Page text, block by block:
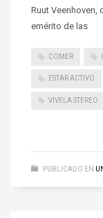
Ruut
emérito de las
COMER
ESTAR ACTIVO
VIVELA STEREO
PUBLICADO EN